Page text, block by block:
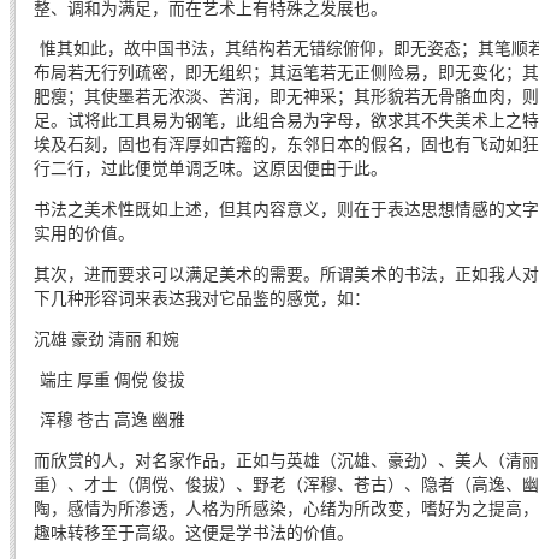
整、调和为满足，而在艺术上有特殊之发展也。
惟其如此，故中国书法，其结构若无错综俯仰，即无姿态；其笔顺
布局若无行列疏密，即无组织；其运笔若无正侧险易，即无变化；
肥瘦；其使墨若无浓淡、苦润，即无神采；其形貌若无骨骼血肉，
足。试将此工具易为钢笔，此组合易为字母，欲求其不失美术上之
埃及石刻，固也有浑厚如古籀的，东邻日本的假名，固也有飞动如
行二行，过此便觉单调乏味。这原因便由于此。
书法之美术性既如上述，但其内容意义，则在于表达思想情感的文
实用的价值。
其次，进而要求可以满足美术的需要。所谓美术的书法，正如我人
下几种形容词来表达我对它品鉴的感觉，如：
沉雄 豪劲 清丽 和婉
端庄 厚重 倜傥 俊拔
浑穆 苍古 高逸 幽雅
而欣赏的人，对名家作品，正如与英雄（沉雄、豪劲）、美人（清
重）、才士（倜傥、俊拔）、野老（浑穆、苍古）、隐者（高逸、
陶，感情为所渗透，人格为所感染，心绪为所改变，嗜好为之提高
趣味转移至于高级。这便是学书法的价值。